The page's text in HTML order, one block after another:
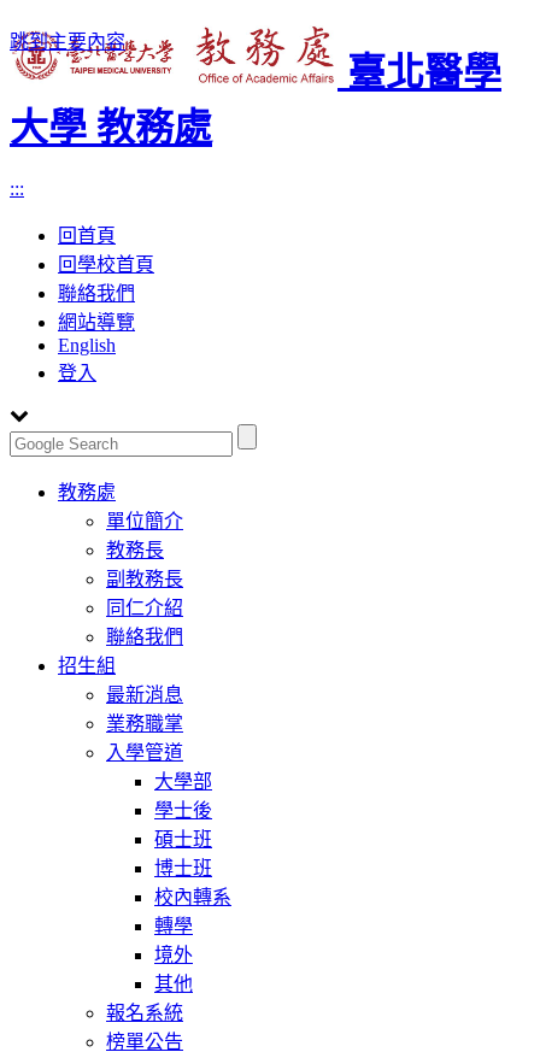
跳到主要內容
臺北醫學
大學 教務處
:::
回首頁
回學校首頁
聯絡我們
網站導覽
English
登入
Toggle
navigation
教務處
單位簡介
教務長
副教務長
同仁介紹
聯絡我們
招生組
最新消息
業務職掌
入學管道
大學部
學士後
碩士班
博士班
校內轉系
轉學
境外
其他
報名系統
榜單公告